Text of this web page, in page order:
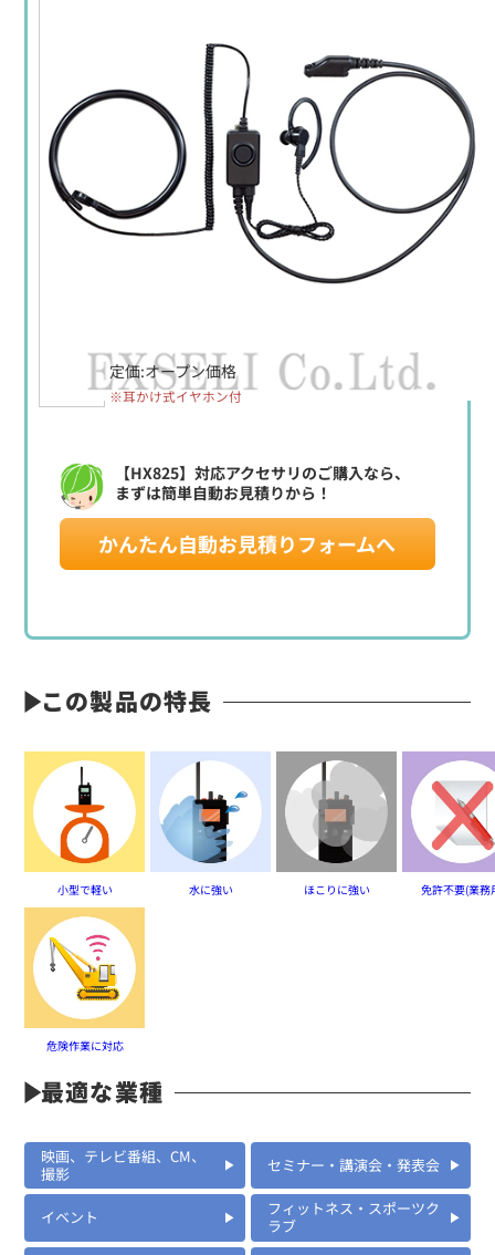
定価:オープン価格
※耳かけ式イヤホン付
【HX825】対応アクセサリのご購入なら、
まずは簡単自動お見積りから！
かんたん自動お見積りフォームへ
この製品の特長
小型で軽い 水に強い ほこりに強い 免許不要(業務
危険作業に対応
最適な業種
映画、テレビ番組、CM、
撮影
セミナー・講演会・発表会
イベント
フィットネス・スポーツク
ラブ